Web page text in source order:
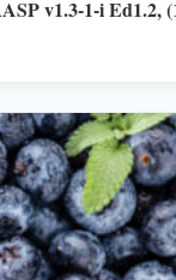
v1.3-1-i Ed1.2,